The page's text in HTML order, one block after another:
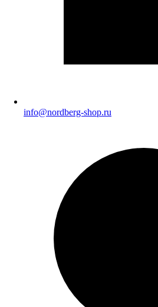
info@nordberg-shop.ru